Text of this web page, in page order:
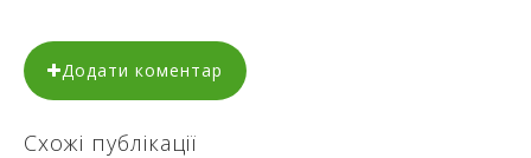
Додати коментар
Схожі публікації